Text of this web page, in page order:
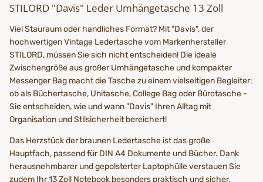
STILORD "Davis" Leder Umhängetasche 13 Zoll
Viel Stauraum oder handliches Format? Mit "Davis", der
hochwertigen Vintage Ledertasche vom Markenhersteller
STILORD, müssen Sie sich nicht entscheiden! Die ideale
Zwischengröße aus großer Umhängetasche und kompakter
Messenger Bag macht die Tasche zu einem vielseitigen Begleiter:
ob als Büchertasche, Unitasche, College Bag oder Bürotasche -
Sie entscheiden, wie und wann "Davis" Ihren Alltag mit
Organisation und Stilsicherheit bereichert!
Das Herzstück der braunen Ledertasche ist das große
Hauptfach, passend für DIN A4 Dokumente und Bücher. Dank
herausnehmbarer und gepolsterter Laptophülle verstauen Sie
zudem Ihr 13 Zoll Notebook besonders praktisch und sicher.